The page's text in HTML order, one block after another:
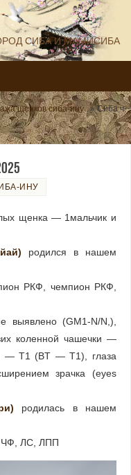
СИБА И МАМИСИБА
щенков сиба-ину »Сиба ч-
ИНУ
щенка — 1мальчик и
родился в нашем
РКФ, чемпион РКФ,
выявлено (GM1-N/N,),
коленной чашечки —
— Т1 (BT — T1), глаза
зрачка (eyes
родилась в нашем
ЧФ, ЛС, ЛПП